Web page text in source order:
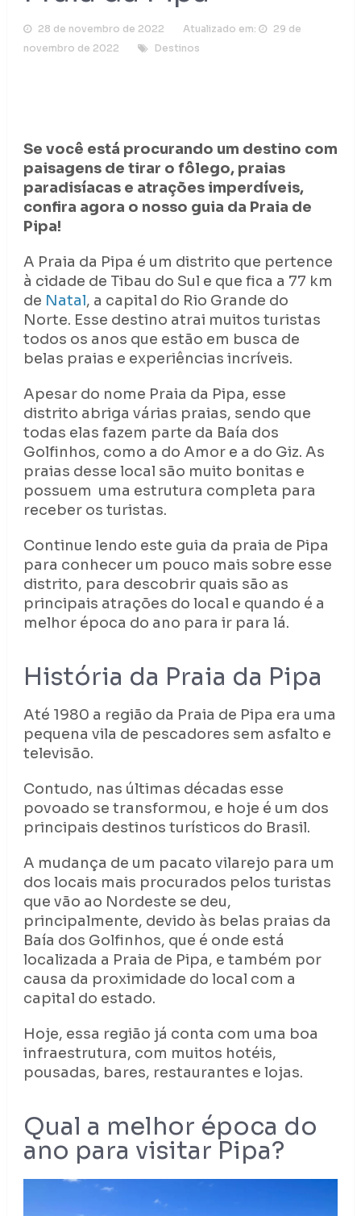
28 de novembro de 2022 Atualizado em:
29 de
novembro de 2022
Destinos
Se você está procurando um destino com
paisagens de tirar o fôlego, praias
paradisíacas e atrações imperdíveis,
confira agora o nosso guia da Praia de
Pipa!
A Praia da Pipa é um distrito que pertence
à cidade de Tibau do Sul e que fica a 77 km
de Natal, a capital do Rio Grande do
Norte. Esse destino atrai muitos turistas
todos os anos que estão em busca de
belas praias e experiências incríveis.
Apesar do nome Praia da Pipa, esse
distrito abriga várias praias, sendo que
todas elas fazem parte da Baía dos
Golfinhos, como a do Amor e a do Giz. As
praias desse local são muito bonitas e
possuem uma estrutura completa para
receber os turistas.
Continue lendo este guia da praia de Pipa
para conhecer um pouco mais sobre esse
distrito, para descobrir quais são as
principais atrações do local e quando é a
melhor época do ano para ir para lá.
História da Praia da Pipa
Até 1980 a região da Praia de Pipa era uma
pequena vila de pescadores sem asfalto e
televisão.
Contudo, nas últimas décadas esse
povoado se transformou, e hoje é um dos
principais destinos turísticos do Brasil.
A mudança de um pacato vilarejo para um
dos locais mais procurados pelos turistas
que vão ao Nordeste se deu,
principalmente, devido às belas praias da
Baía dos Golfinhos, que é onde está
localizada a Praia de Pipa, e também por
causa da proximidade do local com a
capital do estado.
Hoje, essa região já conta com uma boa
infraestrutura, com muitos hotéis,
pousadas, bares, restaurantes e lojas.
Qual a melhor época do
ano para visitar Pipa?